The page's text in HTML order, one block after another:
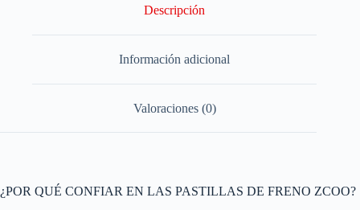
Descripción
Información adicional
Valoraciones (0)
¿POR QUÉ CONFIAR EN LAS PASTILLAS DE FRENO ZCOO?